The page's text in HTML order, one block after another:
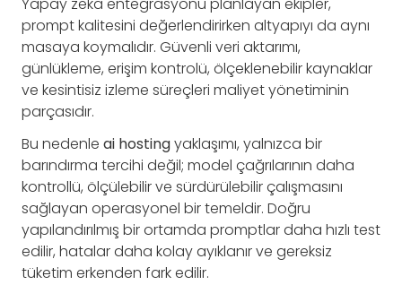
Yapay zeka entegrasyonu planlayan ekipler,
prompt kalitesini değerlendirirken altyapıyı da aynı
masaya koymalıdır. Güvenli veri aktarımı,
günlükleme, erişim kontrolü, ölçeklenebilir kaynaklar
ve kesintisiz izleme süreçleri maliyet yönetiminin
parçasıdır.
Bu nedenle ai hostingyaklaşımı, yalnızca bir
barındırma tercihi değil; model çağrılarının daha
kontrollü, ölçülebilir ve sürdürülebilir çalışmasını
sağlayan operasyonel bir temeldir. Doğru
yapılandırılmış bir ortamda promptlar daha hızlı test
edilir, hatalar daha kolay ayıklanır ve gereksiz
tüketim erkenden fark edilir.